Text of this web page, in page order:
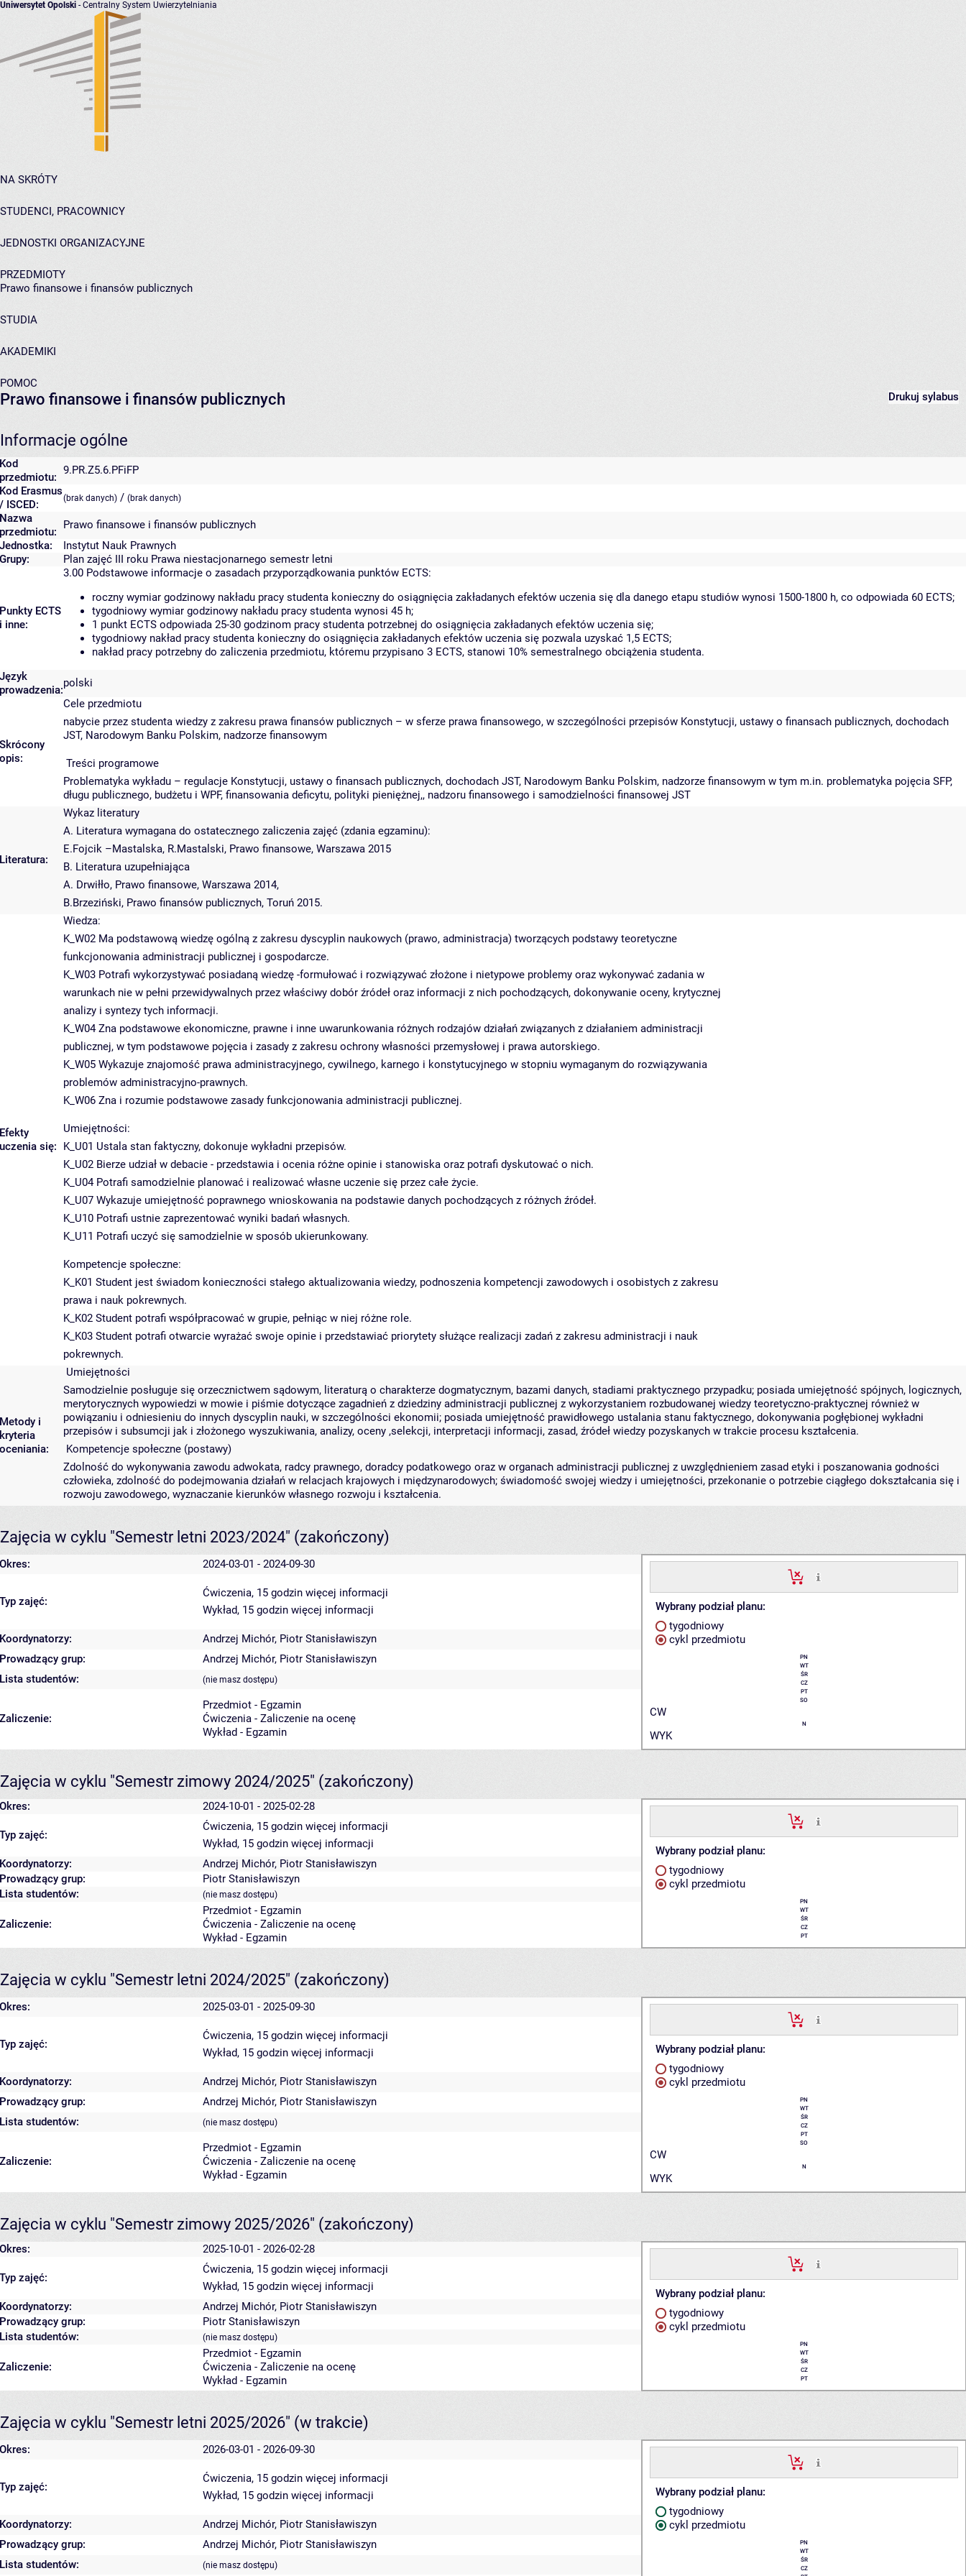
Uniwersytet Opolski - Centralny System Uwierzytelniania
NA SKRÓTY
STUDENCI, PRACOWNICY
JEDNOSTKI ORGANIZACYJNE
PRZEDMIOTY
Prawo finansowe i finansów publicznych
STUDIA
AKADEMIKI
POMOC
Drukuj sylabus
Prawo finansowe i finansów publicznych
Informacje ogólne
Kod
przedmiotu:
9.PR.Z5.6.PFiFP
Kod Erasmus
/ ISCED:
(brak danych) / (brak danych)
Nazwa
przedmiotu:
Prawo finansowe i finansów publicznych
Jednostka:
Instytut Nauk Prawnych
Grupy:
Plan zajęć III roku Prawa niestacjonarnego semestr letni
Punkty ECTS
i inne:
3.00 Podstawowe informacje o zasadach przyporządkowania punktów ECTS:
roczny wymiar godzinowy nakładu pracy studenta konieczny do osiągnięcia zakładanych efektów uczenia się dla danego etapu studiów wynosi 1500-1800 h, co odpowiada 60 ECTS;
tygodniowy wymiar godzinowy nakładu pracy studenta wynosi 45 h;
1 punkt ECTS odpowiada 25-30 godzinom pracy studenta potrzebnej do osiągnięcia zakładanych efektów uczenia się;
tygodniowy nakład pracy studenta konieczny do osiągnięcia zakładanych efektów uczenia się pozwala uzyskać 1,5 ECTS;
nakład pracy potrzebny do zaliczenia przedmiotu, któremu przypisano 3 ECTS, stanowi 10% semestralnego obciążenia studenta.
Język
prowadzenia:
polski
Skrócony
opis:
Cele przedmiotu
nabycie przez studenta wiedzy z zakresu prawa finansów publicznych – w sferze prawa finansowego, w szczególności przepisów Konstytucji, ustawy o finansach publicznych, dochodach
JST, Narodowym Banku Polskim, nadzorze finansowym
Treści programowe
Problematyka wykładu – regulacje Konstytucji, ustawy o finansach publicznych, dochodach JST, Narodowym Banku Polskim, nadzorze finansowym w tym m.in. problematyka pojęcia SFP,
długu publicznego, budżetu i WPF, finansowania deficytu, polityki pieniężnej,, nadzoru finansowego i samodzielności finansowej JST
Literatura:
Wykaz literatury
A. Literatura wymagana do ostatecznego zaliczenia zajęć (zdania egzaminu):
E.Fojcik –Mastalska, R.Mastalski, Prawo finansowe, Warszawa 2015
B. Literatura uzupełniająca
A. Drwiłło, Prawo finansowe, Warszawa 2014,
B.Brzeziński, Prawo finansów publicznych, Toruń 2015.
Efekty
uczenia się:
Wiedza:
K_W02 Ma podstawową wiedzę ogólną z zakresu dyscyplin naukowych (prawo, administracja) tworzących podstawy teoretyczne
funkcjonowania administracji publicznej i gospodarcze.
K_W03 Potrafi wykorzystywać posiadaną wiedzę -formułować i rozwiązywać złożone i nietypowe problemy oraz wykonywać zadania w
warunkach nie w pełni przewidywalnych przez właściwy dobór źródeł oraz informacji z nich pochodzących, dokonywanie oceny, krytycznej
analizy i syntezy tych informacji.
K_W04 Zna podstawowe ekonomiczne, prawne i inne uwarunkowania różnych rodzajów działań związanych z działaniem administracji
publicznej, w tym podstawowe pojęcia i zasady z zakresu ochrony własności przemysłowej i prawa autorskiego.
K_W05 Wykazuje znajomość prawa administracyjnego, cywilnego, karnego i konstytucyjnego w stopniu wymaganym do rozwiązywania
problemów administracyjno-prawnych.
K_W06 Zna i rozumie podstawowe zasady funkcjonowania administracji publicznej.
Umiejętności:
K_U01 Ustala stan faktyczny, dokonuje wykładni przepisów.
K_U02 Bierze udział w debacie - przedstawia i ocenia różne opinie i stanowiska oraz potrafi dyskutować o nich.
K_U04 Potrafi samodzielnie planować i realizować własne uczenie się przez całe życie.
K_U07 Wykazuje umiejętność poprawnego wnioskowania na podstawie danych pochodzących z różnych źródeł.
K_U10 Potrafi ustnie zaprezentować wyniki badań własnych.
K_U11 Potrafi uczyć się samodzielnie w sposób ukierunkowany.
Kompetencje społeczne:
K_K01 Student jest świadom konieczności stałego aktualizowania wiedzy, podnoszenia kompetencji zawodowych i osobistych z zakresu
prawa i nauk pokrewnych.
K_K02 Student potrafi współpracować w grupie, pełniąc w niej różne role.
K_K03 Student potrafi otwarcie wyrażać swoje opinie i przedstawiać priorytety służące realizacji zadań z zakresu administracji i nauk
pokrewnych.
Metody i
kryteria
oceniania:
Umiejętności
Samodzielnie posługuje się orzecznictwem sądowym, literaturą o charakterze dogmatycznym, bazami danych, stadiami praktycznego przypadku; posiada umiejętność spójnych, logicznych,
merytorycznych wypowiedzi w mowie i piśmie dotyczące zagadnień z dziedziny administracji publicznej z wykorzystaniem rozbudowanej wiedzy teoretyczno-praktycznej również w
powiązaniu i odniesieniu do innych dyscyplin nauki, w szczególności ekonomii; posiada umiejętność prawidłowego ustalania stanu faktycznego, dokonywania pogłębionej wykładni
przepisów i subsumcji jak i złożonego wyszukiwania, analizy, oceny ,selekcji, interpretacji informacji, zasad, źródeł wiedzy pozyskanych w trakcie procesu kształcenia.
Kompetencje społeczne (postawy)
Zdolność do wykonywania zawodu adwokata, radcy prawnego, doradcy podatkowego oraz w organach administracji publicznej z uwzględnieniem zasad etyki i poszanowania godności
człowieka, zdolność do podejmowania działań w relacjach krajowych i międzynarodowych; świadomość swojej wiedzy i umiejętności, przekonanie o potrzebie ciągłego dokształcania się i
rozwoju zawodowego, wyznaczanie kierunków własnego rozwoju i kształcenia.
Zajęcia w cyklu "Semestr letni 2023/2024" (zakończony)
Okres: 2024-03-01 - 2024-09-30
Wybrany podział planu:
tygodniowy
cykl przedmiotu
PN
WT
ŚR
CZ
PT
SO
CW
N
WYK
Typ zajęć:
Ćwiczenia, 15 godzin więcej informacji
Wykład, 15 godzin więcej informacji
Koordynatorzy: Andrzej Michór, Piotr Stanisławiszyn
Prowadzący grup:
Andrzej Michór, Piotr Stanisławiszyn
Lista studentów:
(nie masz dostępu)
Zaliczenie:
Przedmiot - Egzamin
Ćwiczenia - Zaliczenie na ocenę
Wykład - Egzamin
Zajęcia w cyklu "Semestr zimowy 2024/2025" (zakończony)
Okres: 2024-10-01 - 2025-02-28
Wybrany podział planu:
tygodniowy
cykl przedmiotu
PN
WT
ŚR
CZ
PT
Typ zajęć:
Ćwiczenia, 15 godzin więcej informacji
Wykład, 15 godzin więcej informacji
Koordynatorzy:
Andrzej Michór, Piotr Stanisławiszyn
Prowadzący grup:
Piotr Stanisławiszyn
Lista studentów:
(nie masz dostępu)
Zaliczenie:
Przedmiot - Egzamin
Ćwiczenia - Zaliczenie na ocenę
Wykład - Egzamin
Zajęcia w cyklu "Semestr letni 2024/2025" (zakończony)
Okres: 2025-03-01 - 2025-09-30
Wybrany podział planu:
tygodniowy
cykl przedmiotu
PN
WT
ŚR
CZ
PT
SO
CW
N
WYK
Typ zajęć:
Ćwiczenia, 15 godzin więcej informacji
Wykład, 15 godzin więcej informacji
Koordynatorzy: Andrzej Michór, Piotr Stanisławiszyn
Prowadzący grup:
Andrzej Michór, Piotr Stanisławiszyn
Lista studentów:
(nie masz dostępu)
Zaliczenie:
Przedmiot - Egzamin
Ćwiczenia - Zaliczenie na ocenę
Wykład - Egzamin
Zajęcia w cyklu "Semestr zimowy 2025/2026" (zakończony)
Okres: 2025-10-01 - 2026-02-28
Wybrany podział planu:
tygodniowy
cykl przedmiotu
PN
WT
ŚR
CZ
PT
Typ zajęć:
Ćwiczenia, 15 godzin więcej informacji
Wykład, 15 godzin więcej informacji
Koordynatorzy:
Andrzej Michór, Piotr Stanisławiszyn
Prowadzący grup:
Piotr Stanisławiszyn
Lista studentów:
(nie masz dostępu)
Zaliczenie:
Przedmiot - Egzamin
Ćwiczenia - Zaliczenie na ocenę
Wykład - Egzamin
Zajęcia w cyklu "Semestr letni 2025/2026" (w trakcie)
Okres: 2026-03-01 - 2026-09-30
Wybrany podział planu:
tygodniowy
cykl przedmiotu
PN
WT
ŚR
CZ
Typ zajęć:
Ćwiczenia, 15 godzin więcej informacji
Wykład, 15 godzin więcej informacji
Koordynatorzy: Andrzej Michór, Piotr Stanisławiszyn
Prowadzący grup:
Andrzej Michór, Piotr Stanisławiszyn
Lista studentów:
(nie masz dostępu)